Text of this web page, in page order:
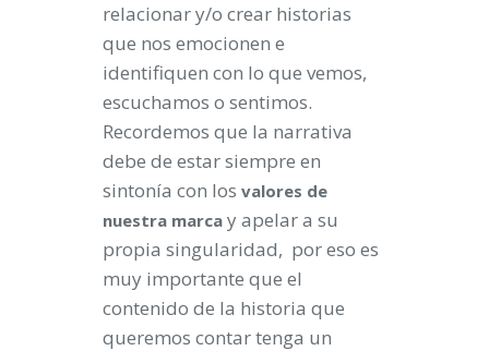
relacionar y/o crear historias
que nos emocionen e
identifiquen con lo que vemos,
escuchamos o sentimos.
Recordemos que la narrativa
debe de estar siempre en
sintonía con los valores de
nuestra marca y apelar a su
propia singularidad, por eso es
muy importante que el
contenido de la historia que
queremos contar tenga un